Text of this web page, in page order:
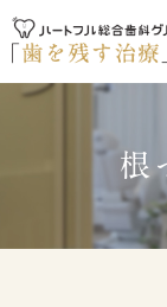
根